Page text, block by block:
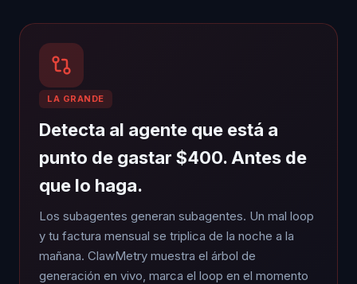
LA GRANDE
Detecta al agente que está a
punto de gastar $400. Antes de
que lo haga.
Los subagentes generan subagentes. Un mal loop
y tu factura mensual se triplica de la noche a la
mañana. ClawMetry muestra el árbol de
generación en vivo, marca el loop en el momento